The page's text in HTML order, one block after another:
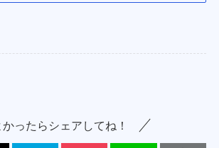
かったらシェアしてね！